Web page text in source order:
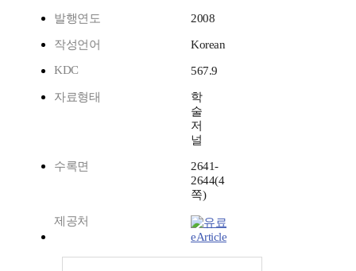
발행연도 2008
작성언어
Korean
KDC
567.9
자료형태
학
술
저
널
수록면
2641-
2644(4
쪽)
제공처
eArticle